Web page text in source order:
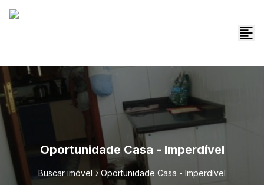
Oportunidade Casa - Imperdível
Buscar imóvel Oportunidade Casa - Imperdível